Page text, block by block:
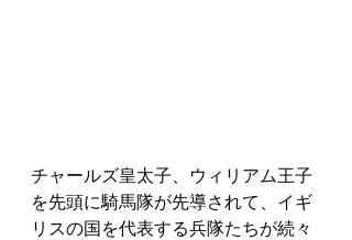
チャールズ皇太子、ウィリアム王子
を先頭に騎馬隊が先導されて、イギ
リスの国を代表する兵隊たちが続々